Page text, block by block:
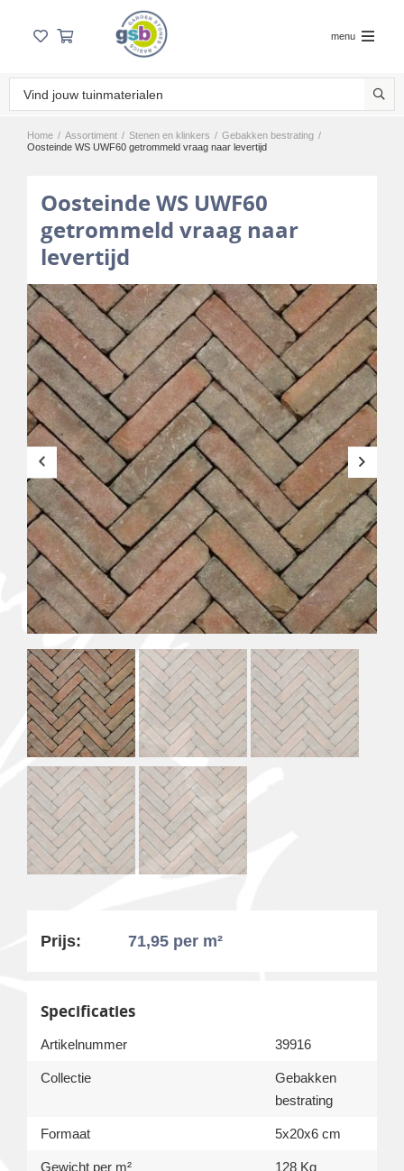
menu
Home / Assortiment / Stenen en klinkers / Gebakken bestrating /
Oosteinde WS UWF60 getrommeld vraag naar levertijd
Oosteinde WS UWF60
getrommeld vraag naar
levertijd
Prijs: 71,95 per m²
Specificaties
Artikelnummer 39916
Collectie
Gebakken
bestrating
Formaat 5x20x6 cm
Gewicht per m² 128 Kg